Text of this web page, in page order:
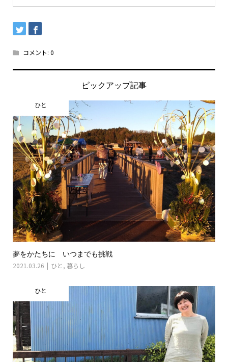
コメント: 0
ピックアップ記事
ひと
夢をかたちに いつまでも挑戦
2021.03.26 ひと , 暮らし
ひと